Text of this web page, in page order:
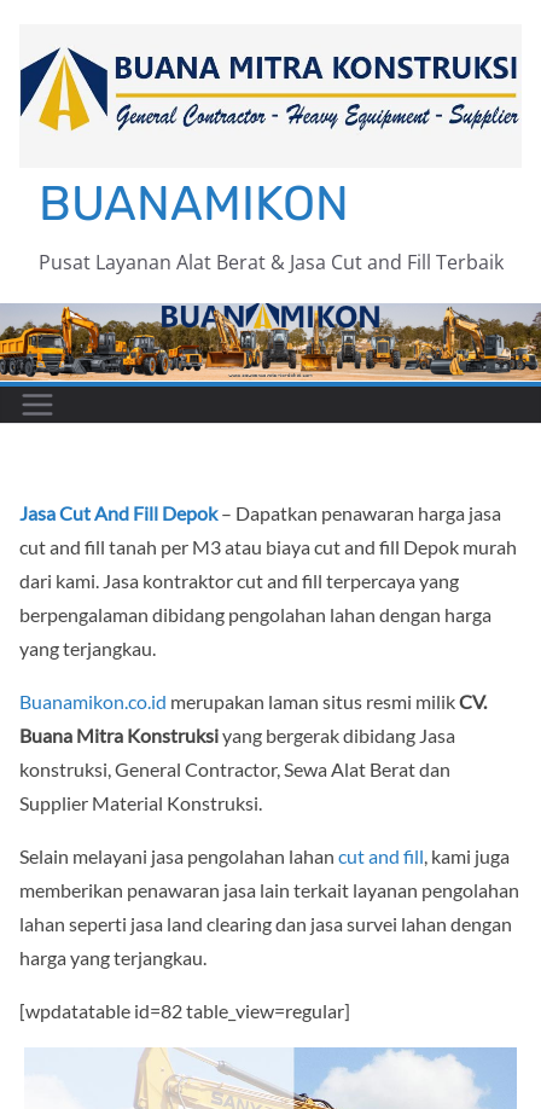
content
BUANAMIKON
Pusat Layanan Alat Berat & Jasa Cut and Fill Terbaik
Jasa Cut And Fill Depok– Dapatkan penawaran harga jasa
cut and fill tanah per M3 atau biaya cut and fill Depok murah
dari kami. Jasa kontraktor cut and fill terpercaya yang
berpengalaman dibidang pengolahan lahan dengan harga
yang terjangkau.
Buanamikon.co.id merupakan laman situs resmi milikCV.
Buana Mitra Konstruksiyang bergerak dibidang Jasa
konstruksi, General Contractor, Sewa Alat Berat dan
Supplier Material Konstruksi.
Selain melayani jasa pengolahan lahan cut and fill , kami juga
memberikan penawaran jasa lain terkait layanan pengolahan
lahan seperti jasa land clearing dan jasa survei lahan dengan
harga yang terjangkau.
[wpdatatable id=82 table_view=regular]